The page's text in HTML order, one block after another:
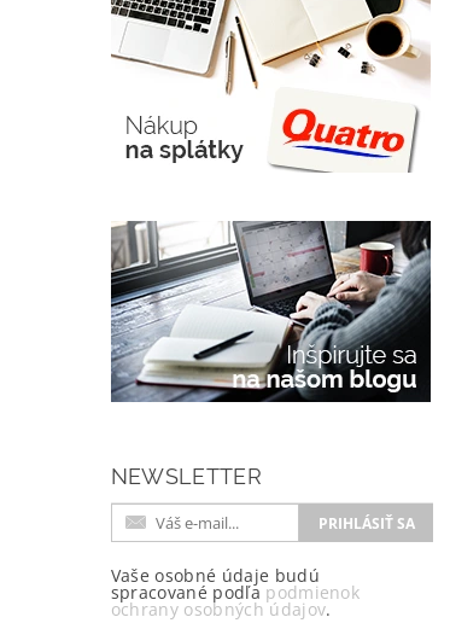
NEWSLETTER
Vaše osobné údaje budú
spracované podľa podmienok
ochrany osobných údajov.